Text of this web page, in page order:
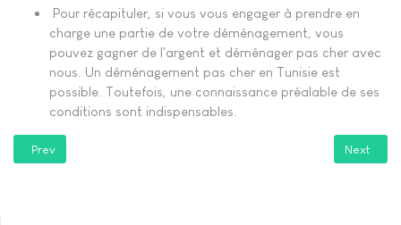
Pour récapituler, si vous vous engager à prendre en
charge une partie de votre déménagement, vous
pouvez gagner de l'argent et déménager pas cher avec
nous. Un déménagement pas cher en Tunisie est
possible. Toutefois, une connaissance préalable de ses
conditions sont indispensables.
Previous article: La formule confort de déménagement
Prev Next
Next